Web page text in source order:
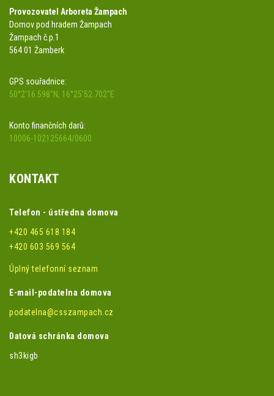
Provozovatel Arboreta Žampach
Domov pod hradem Žampach
Žampach č.p.1
564 01 Žamberk
GPS souřadnice:
50°2'16.598"N, 16°25'52.702"E
Konto finančních darů:
10006-102125664/0600
KONTAKT
Telefon - ústředna domova
+420 465 618 184
+420 603 569 564
Úplný telefonní seznam
E-mail-podatelna domova
podatelna@csszampach.cz
Datová schránka domova
sh3kigb